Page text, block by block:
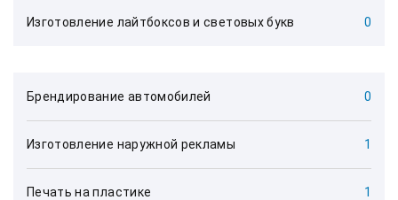
Изготовление лайтбоксов и световых букв 0
Брендирование автомобилей 0
Изготовление наружной рекламы 1
Печать на пластике 1